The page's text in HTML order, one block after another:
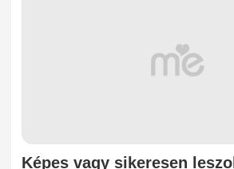
Képes vagy sikeresen